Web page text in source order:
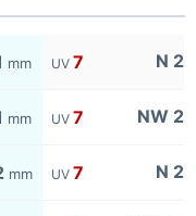
mm UV 7 N 2
mm UV 7 NW 2
mm UV 7 N 2